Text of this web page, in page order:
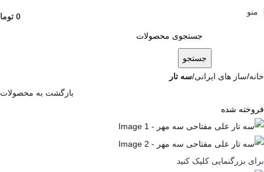
منو 0
جستجو
خانه ساز های ایرانی سه تار
بازگشت به محصولات
فروخته شده
برای بزرگنمایی کلیک کنید